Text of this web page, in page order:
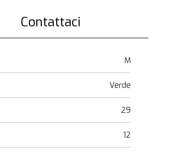
Contattaci
M
Verde
29
12